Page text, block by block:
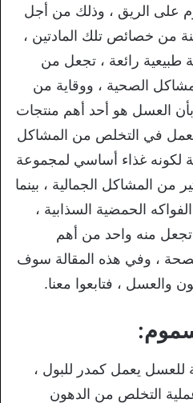
يوم على الريق ، وذلك من أجل
من خصائص تلك المادتين ،
طبيعية رائعة ، تجعل من
الصحية ، ووقاية من
بأن العسل هو أحد أهم منتجات
في التخلص من المشاكل
لكونه غذاء أساسي لمجموعة
من المشاكل الجمالية ، بينما
الحمضية السذابية ،
منه واحد من أهم
للصحة ، وفي هذه المقالة سوف
والعسل ، فتابعوا معنا.
للعسل يعمل كمدر للبول ،
التخلص من الدهون